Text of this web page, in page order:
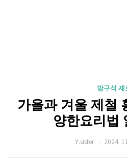
방구석 재
가을과 겨울 제철
양한요리법
Y.sister 2024.